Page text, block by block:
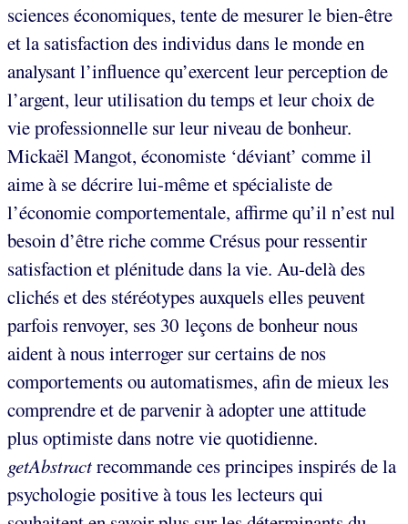
sciences économiques, tente de mesurer le bien-être
et la satisfaction des individus dans le monde en
analysant l’influence qu’exercent leur perception de
l’argent, leur utilisation du temps et leur choix de
vie professionnelle sur leur niveau de bonheur.
Mickaël Mangot, économiste ‘déviant’ comme il
aime à se décrire lui-même et spécialiste de
l’économie comportementale, affirme qu’il n’est nul
besoin d’être riche comme Crésus pour ressentir
satisfaction et plénitude dans la vie. Au-delà des
clichés et des stéréotypes auxquels elles peuvent
parfois renvoyer, ses 30 leçons de bonheur nous
aident à nous interroger sur certains de nos
comportements ou automatismes, afin de mieux les
comprendre et de parvenir à adopter une attitude
plus optimiste dans notre vie quotidienne.
getAbstractrecommande ces principes inspirés de la
psychologie positive à tous les lecteurs qui